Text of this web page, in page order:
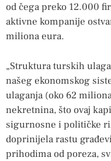
od čega preko 12.000
aktivne kompanije
miliona eura.
„Struktura turskih
našeg ekonomskog
ulaganja (oko 62
nekretnina, što ovaj
sigurnosne i političke
doprinijela rastu
prihodima od poreza,